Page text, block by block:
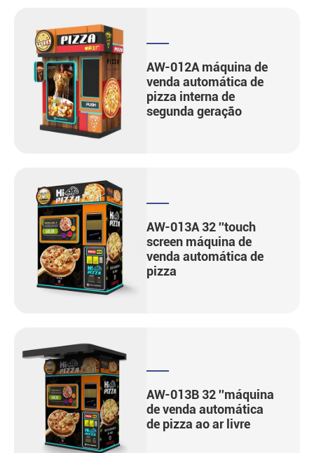
AW-012A máquina de
venda automática de
pizza interna de
segunda geração
AW-013A 32 ''touch
screen máquina de
venda automática de
pizza
AW-013B 32 ''máquina
de venda automática
de pizza ao ar livre